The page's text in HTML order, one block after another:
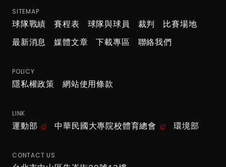
SITEMAP
球隊戰績 賽程表 球隊與球員 裁判
比賽場地
最新消息
媒體文章 下載專區 聯絡我們
POLICY
隱私權政策 網站使用條款
LINK
運動部 中華民國大專院校體育總會 環境部
CONTACT US